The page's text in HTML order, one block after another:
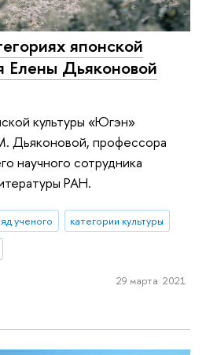
японской
Елены Дьяконовой
культуры «Югэн»
Дьяконовой, профессора
научного сотрудника
РАН.
ученого
категории культуры
29 марта 2021